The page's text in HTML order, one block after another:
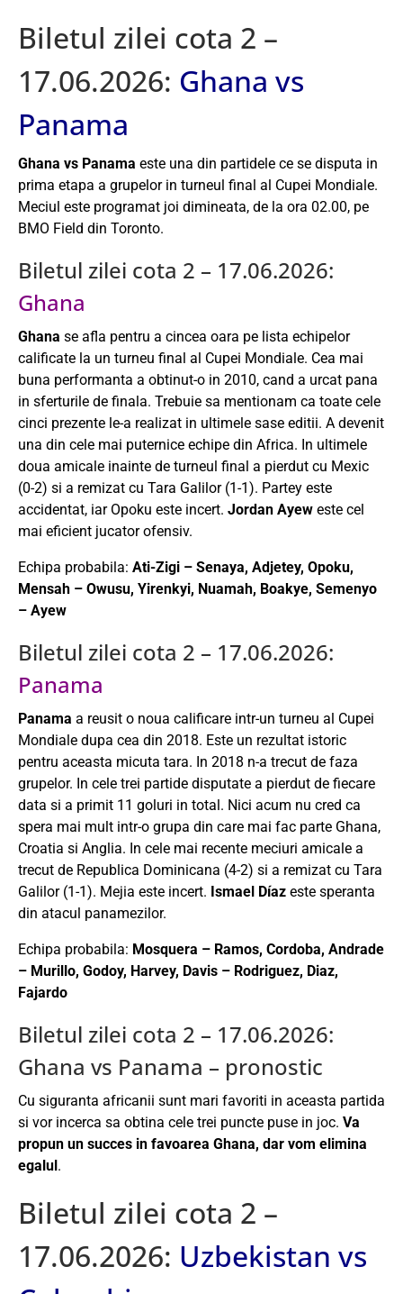
Biletul zilei cota 2 –
17.06.2026: Ghana vs
Panama
Ghana vs Panama este una din partidele ce se disputa in
prima etapa a grupelor in turneul final al Cupei Mondiale.
Meciul este programat joi dimineata, de la ora 02.00, pe
BMO Field din Toronto.
Biletul zilei cota 2 – 17.06.2026:
Ghana
Ghana se afla pentru a cincea oara pe lista echipelor
calificate la un turneu final al Cupei Mondiale. Cea mai
buna performanta a obtinut-o in 2010, cand a urcat pana
in sferturile de finala. Trebuie sa mentionam ca toate cele
cinci prezente le-a realizat in ultimele sase editii. A devenit
una din cele mai puternice echipe din Africa. In ultimele
doua amicale inainte de turneul final a pierdut cu Mexic
(0-2) si a remizat cu Tara Galilor (1-1). Partey este
accidentat, iar Opoku este incert. Jordan Ayew este cel
mai eficient jucator ofensiv.
Echipa probabila: Ati-Zigi – Senaya, Adjetey, Opoku,
Mensah – Owusu, Yirenkyi, Nuamah, Boakye, Semenyo
– Ayew
Biletul zilei cota 2 – 17.06.2026:
Panama
Panama a reusit o noua calificare intr-un turneu al Cupei
Mondiale dupa cea din 2018. Este un rezultat istoric
pentru aceasta micuta tara. In 2018 n-a trecut de faza
grupelor. In cele trei partide disputate a pierdut de fiecare
data si a primit 11 goluri in total. Nici acum nu cred ca
spera mai mult intr-o grupa din care mai fac parte Ghana,
Croatia si Anglia. In cele mai recente meciuri amicale a
trecut de Republica Dominicana (4-2) si a remizat cu Tara
Galilor (1-1). Mejia este incert. Ismael Díaz este speranta
din atacul panamezilor.
Echipa probabila: Mosquera – Ramos, Cordoba, Andrade
– Murillo, Godoy, Harvey, Davis – Rodriguez, Diaz,
Fajardo
Biletul zilei cota 2 – 17.06.2026:
Ghana vs Panama – pronostic
Cu siguranta africanii sunt mari favoriti in aceasta partida
si vor incerca sa obtina cele trei puncte puse in joc. Va
propun un succes in favoarea Ghana, dar vom elimina
egalul.
Biletul zilei cota 2 –
17.06.2026: Uzbekistan vs